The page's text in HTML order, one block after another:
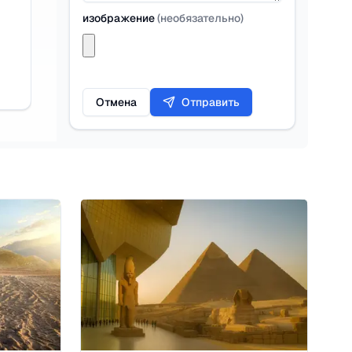
изображение(необязательно)
Отмена Отправить